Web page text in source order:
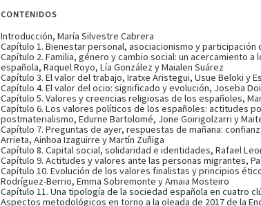
CONTENIDOS
Introducción, María Silvestre Cabrera
Capítulo 1. Bienestar personal, asociacionismo y participación
Capítulo 2. Familia, género y cambio social: un acercamiento
española, Raquel Royo, Lía González y Maialen Suárez
Capítulo 3. El valor del trabajo, Iratxe Aristegui, Usue Beloki y
Capítulo 4. El valor del ocio: significado y evolución, Joseba
Capítulo 5. Valores y creencias religiosas de los españoles,
Capítulo 6. Los valores políticos de los españoles: actitudes
postmaterialismo, Edurne Bartolomé, Jone Goirigolzarri y
Capítulo 7. Preguntas de ayer, respuestas de mañana:
Arrieta, Ainhoa Izaguirre y Martín Zuñiga
Capítulo 8. Capital social, solidaridad e identidades, Rafael
Capítulo 9. Actitudes y valores ante las personas migrantes,
Capítulo 10. Evolución de los valores finalistas y principios
Rodríguez-Berrio, Emma Sobremonte y Amaia Mosteiro
Capítulo 11. Una tipología de la sociedad española en cuatro
Aspectos metodológicos en torno a la oleada de 2017 de la